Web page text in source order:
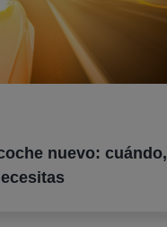
nuevo: cuándo,